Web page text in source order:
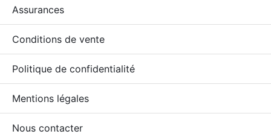
Assurances
Conditions de vente
Politique de confidentialité
Mentions légales
Nous contacter